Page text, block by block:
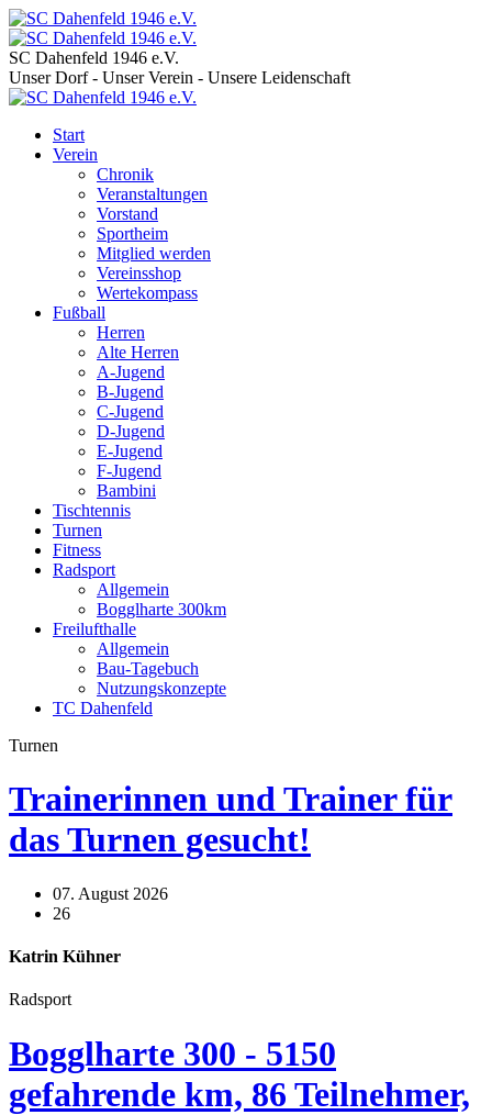
SC Dahenfeld 1946 e.V.
Unser Dorf - Unser Verein - Unsere Leidenschaft
Start
Verein
Chronik
Veranstaltungen
Vorstand
Sportheim
Mitglied werden
Vereinsshop
Wertekompass
Fußball
Herren
Alte Herren
A-Jugend
B-Jugend
C-Jugend
D-Jugend
E-Jugend
F-Jugend
Bambini
Tischtennis
Turnen
Fitness
Radsport
Allgemein
Bogglharte 300km
Freilufthalle
Allgemein
Bau-Tagebuch
Nutzungskonzepte
TC Dahenfeld
Turnen
Trainerinnen und Trainer für
das Turnen gesucht!
07. August 2026
26
Katrin Kühner
Radsport
Bogglharte 300 - 5150
gefahrende km, 86 Teilnehmer,